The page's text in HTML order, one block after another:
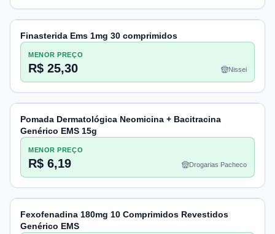
Finasterida Ems 1mg 30 comprimidos
MENOR PREÇO
R$ 25,30 Nissei
Pomada Dermatológica Neomicina + Bacitracina
Genérico EMS 15g
MENOR PREÇO
R$ 6,19 Drogarias Pacheco
Fexofenadina 180mg 10 Comprimidos Revestidos
Genérico EMS